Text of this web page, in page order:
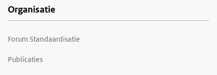
Organisatie
Forum Standaardisatie
Publicaties